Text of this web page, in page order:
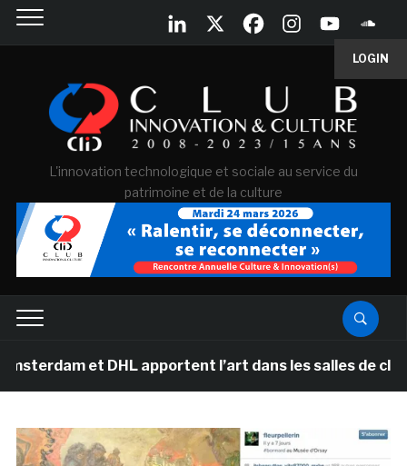
LOGIN
L'innovation technologique et sociale au service du
patrimoine et de la culture
et DHL apportent l’art dans les salles de classe